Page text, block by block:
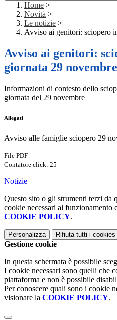
Home >
Novità >
Le notizie >
Avviso ai genitori: sciopero
Avviso ai genitori:
giornata 29 novembre
Informazioni di contesto dello
giornata del 29 novembre
Allegati
Avviso alle famiglie sciopero 29
File PDF
Contatore click: 25
Notizie
Questo sito o gli strumenti terzi da
cookie necessari al
COOKIE POLICY.
Personalizza Rifiuta tutti i cookies
Gestione cookie
In questa schermata è possibile
I cookie necessari sono quelli che
piattaforma e non è possibile
Per conoscere quali sono i cookie
visionare la COOKIE POLICY.